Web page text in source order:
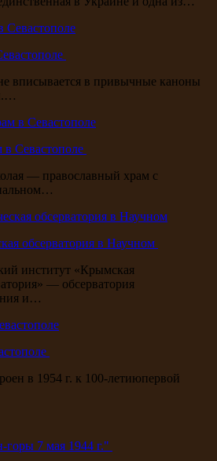
вписывается в привычные каноны
Севастополе
— православный храм с
обсерватория в Научном
институт «Крымская
— обсерватория
и…
в 1954 г. к 100-летиюпервой
7 мая 1944 г."